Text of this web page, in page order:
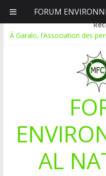
vendredi,
À Garalo, l’Association des
APPEL A CANDIDATURE
Le blogging au service de
Inondations : le Mali déclare
Mali-Folkecenter Nyetaa
AL
FORUM